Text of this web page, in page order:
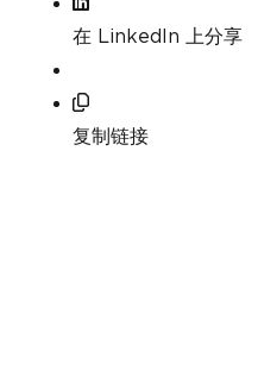
在 LinkedIn 上分享
复制链接